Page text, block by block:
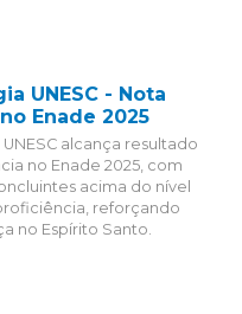
UNESC - Nota
Enade 2025
alcança resultado
no Enade 2025, com
acima do nível
reforçando
no Espírito Santo.